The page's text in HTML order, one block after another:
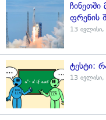
ჩინეთში
ფრენის
13
ტესტი:
13